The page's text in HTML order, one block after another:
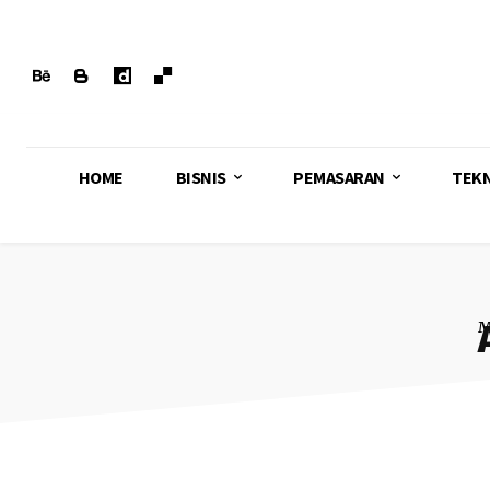
HOME BISNIS PEMASARAN